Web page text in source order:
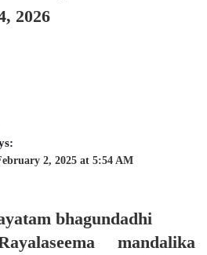
2026
2, 2025 at 5:54 AM
bhagundadhi
mandalika